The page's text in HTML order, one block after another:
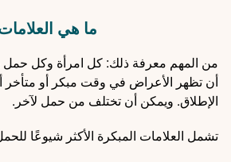
ما هي
من المهم معرفة ذلك: كل امرأة وكل حمل
أن تظهر الأعراض في وقت مبكر أو متأخر
الإطلاق. ويمكن أن تختلف من حمل لآخر.
تشمل العلامات المبكرة الأكثر شيوعًا